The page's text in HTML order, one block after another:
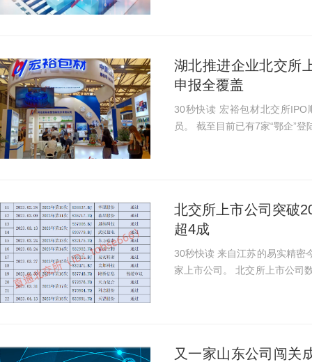
湖北推进企业北交所
申报全覆盖
30秒快读 宏裕包材北交所IPO顺利过会，“湖北籍”北交所上市公司或将再添新成
员。 截至目前已有7家“鄂企”
北交所上市公司突破
超4成
30秒快读 来自江苏的易实精密今日正式登陆北交所。自此，北交所正式迎来第200
家上市公司。 北交所上市公司
又一家山东公司闯关